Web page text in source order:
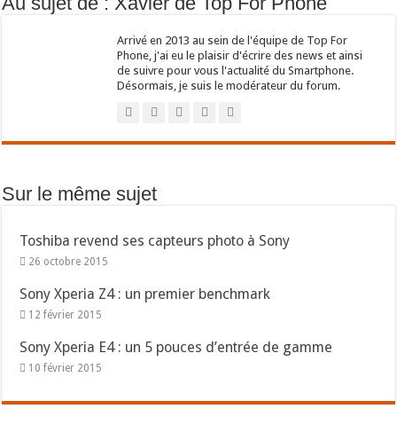
Arrivé en 2013 au sein de l'équipe de Top For
Phone, j'ai eu le plaisir d'écrire des news et ainsi
de suivre pour vous l'actualité du Smartphone.
Désormais, je suis le modérateur du forum.
Sur le même sujet
Toshiba revend ses capteurs photo à Sony
26 octobre 2015
Sony Xperia Z4 : un premier benchmark
12 février 2015
Sony Xperia E4 : un 5 pouces d’entrée de gamme
10 février 2015